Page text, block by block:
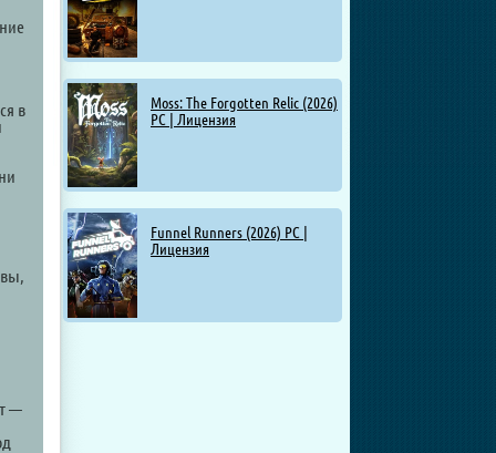
Moss: The Forgotten Relic (2026)
PC | Лицензия
Funnel Runners (2026) PC |
Лицензия
в
—